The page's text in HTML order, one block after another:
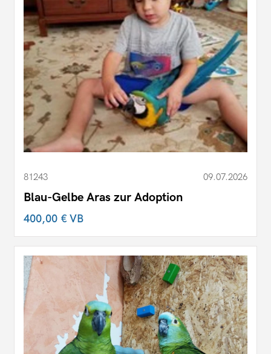
81243 09.07.2026
Blau-Gelbe Aras zur Adoption
400,00 €VB